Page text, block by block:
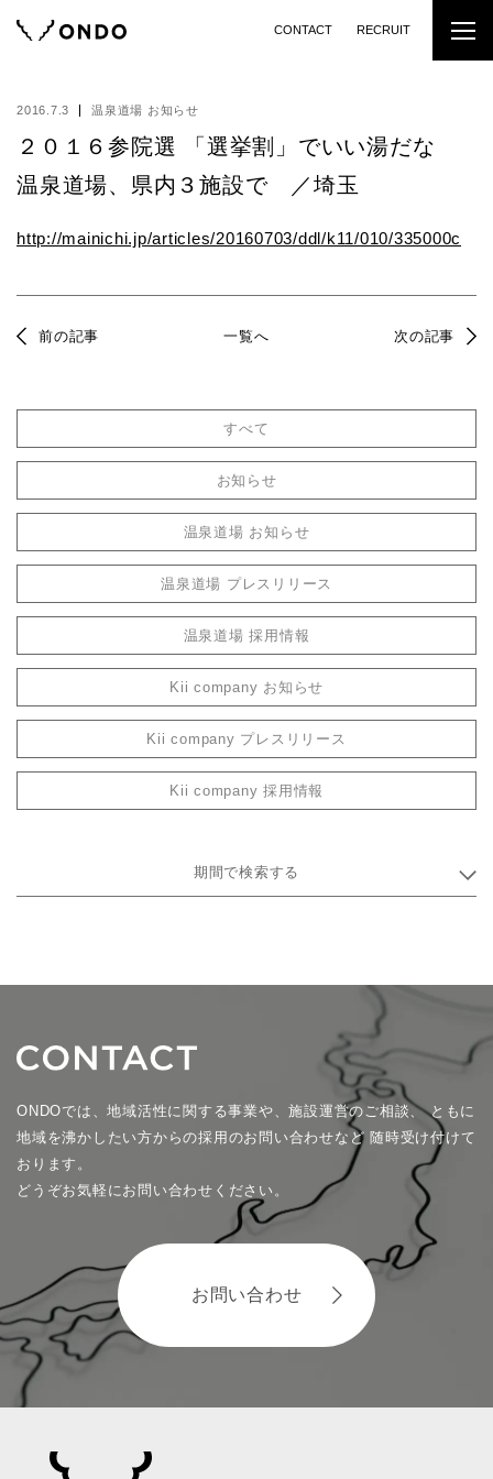
CONTACT RECRUIT
2016.7.3 温泉道場 お知らせ
２０１６参院選 「選挙割」でいい湯だな
温泉道場、県内３施設で ／埼玉
http://mainichi.jp/articles/20160703/ddl/k11/010/335000c
前の記事 一覧へ 次の記事
すべて
お知らせ
温泉道場 お知らせ
温泉道場 プレスリリース
温泉道場 採用情報
Kii company お知らせ
Kii company プレスリリース
Kii company 採用情報
期間で検索する
ONDOでは、地域活性に関する事業や、施設運営のご相談、ともに
地域を沸かしたい方からの採用のお問い合わせなど 随時受け付けて
おります。
どうぞお気軽にお問い合わせください。
お問い合わせ